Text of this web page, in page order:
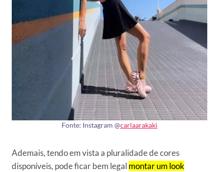
Fonte: Instagram @carlaarakaki
Ademais, tendo em vista a pluralidade de cores
disponíveis, pode ficar bem legal montar um look